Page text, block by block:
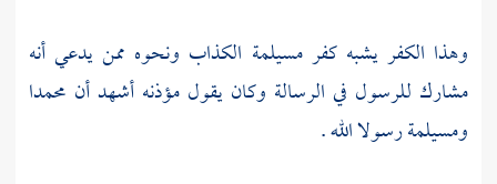
وهذا الكفر يشبه كفرمسيلمة الكذاب ونحوه ممن يدعي أنه
مشارك للرسول في الرسالة وكان يقول مؤذنه أشهد أن محمدا
ومسيلمةرسولا الله .